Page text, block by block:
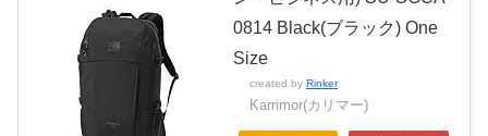
0814 Black(ブラック) One
Size
created by Rinker
Karrimor(カリマー)